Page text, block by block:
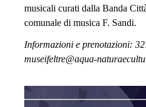
musicali curati dalla Banda
comunale di musica F. Sandi.
Informazioni e prenotazioni:
museifeltre@aqua-